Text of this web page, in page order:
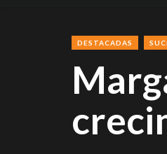
DESTACADAS